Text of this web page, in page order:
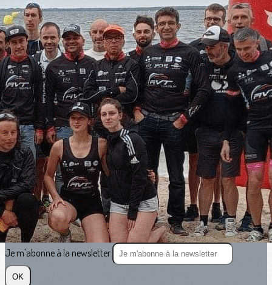
Exporter les lignes sélectionnées
Exporter toutes les colonnes
Exporter uniquement les colonnes affichées
Menu
<
>
Vie du Club
Résultats et CR des courses
?>
Images de la page d'accueil
Cliquez pour éditer
Texte, bouton et/ou inscription à la newsletter
Cliquez pour éditer
Je m'abonne à la newsletter
OK